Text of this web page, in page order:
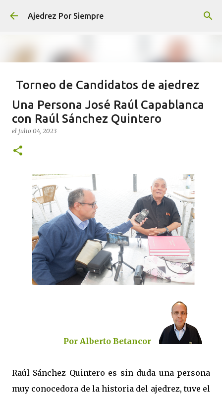
Ir al contenido principal
Ajedrez Por Siempre
Torneo de Candidatos de ajedrez
2024 Ronda 14
abril 22, 2024 AJEDREZ CHESS RONDA 14
TORNEO DE CANDIDATOS DE AJEDREZ 2024
Una Persona José Raúl Capablanca
con Raúl Sánchez Quintero
el julio 04, 2023
Por Alberto Betancor
Raúl Sánchez Quintero es sin duda una persona
muy conocedora de la historia del ajedrez, tuve el